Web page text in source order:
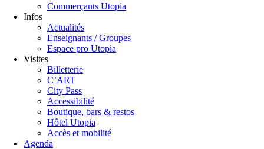
Commerçants Utopia
Infos
Actualités
Enseignants / Groupes
Espace pro Utopia
Visites
Billetterie
C’ART
City Pass
Accessibilité
Boutique, bars & restos
Hôtel Utopia
Accès et mobilité
Agenda